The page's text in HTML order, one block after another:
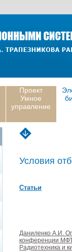
Проект
Умное
управление
Условия
Статьи
Даниленко А.И.
конференции
Радиотехника и